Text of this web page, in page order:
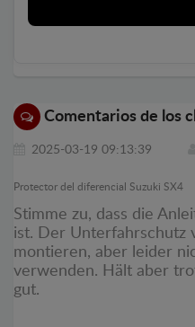
Comentarios de los
2025-03-19 09:13:39
Protector del diferencial Suzuki SX4
Stimme zu, dass die
ist. Der Unterfahrschutz
montieren, aber leider
verwenden. Hält aber
gut.